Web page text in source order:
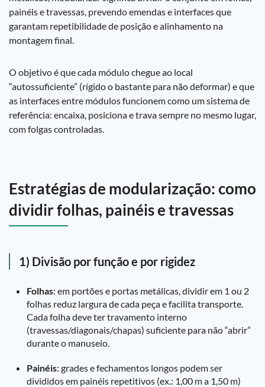
painéis e travessas, prevendo emendas e interfaces que
garantam repetibilidade de posição e alinhamento na
montagem final.
O objetivo é que cada módulo chegue ao local
“autossuficiente” (rígido o bastante para não deformar) e que
as interfaces entre módulos funcionem como um sistema de
referência: encaixa, posiciona e trava sempre no mesmo lugar,
com folgas controladas.
Estratégias de modularização: como
dividir folhas, painéis e travessas
1) Divisão por função e por rigidez
Folhas: em portões e portas metálicas, dividir em 1 ou 2
folhas reduz largura de cada peça e facilita transporte.
Cada folha deve ter travamento interno
(travessas/diagonais/chapas) suficiente para não “abrir”
durante o manuseio.
Painéis: grades e fechamentos longos podem ser
divididos em painéis repetitivos (ex.: 1,00 m a 1,50 m)